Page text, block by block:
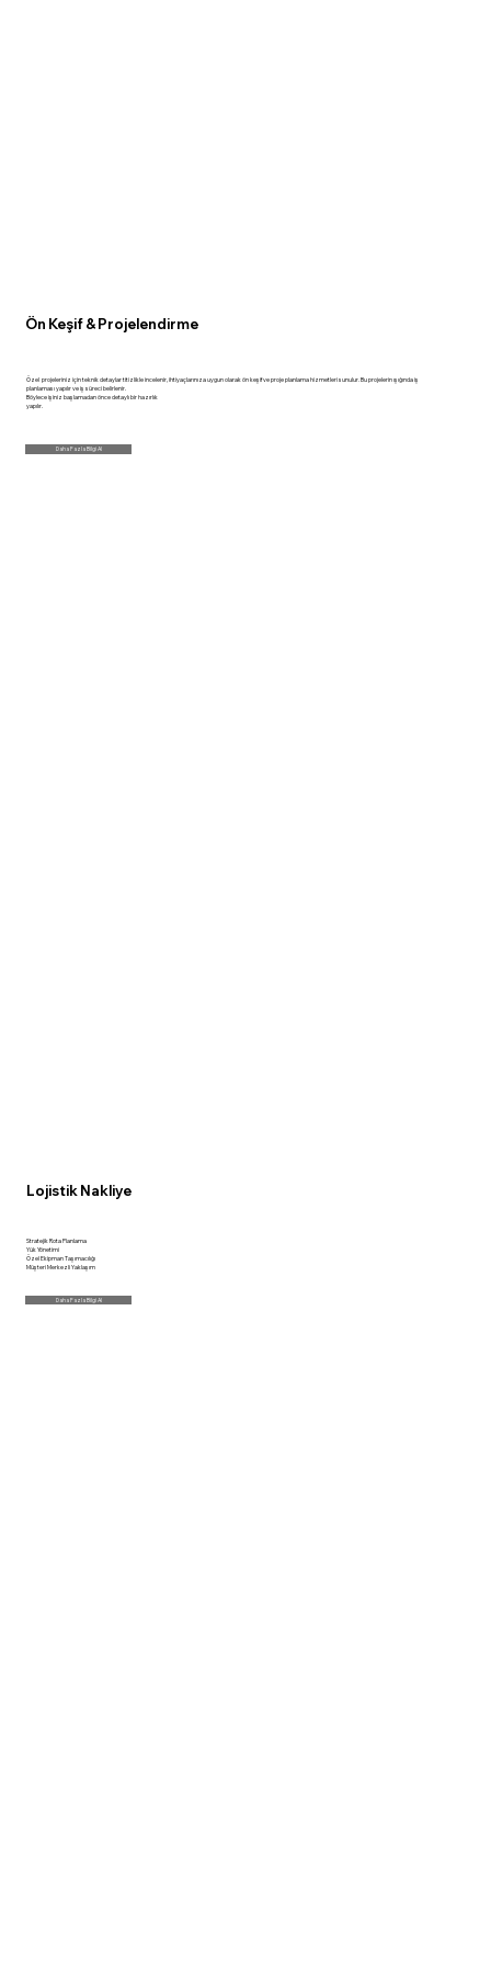
Ön Keşif & Projelendirme
Özel projeleriniz için teknik detaylar titizlikle incelenir, ihtiyaçlarınıza uygun olarak ön keşif ve proje planlama hizmetleri sunulur. Bu projelerin ışığında iş
planlaması yapılır ve iş süreci belirlenir.
Böylece işiniz başlamadan önce detaylı bir hazırlık
yapılır.
Daha Fazla Bilgi Al
Lojistik Nakliye
Stratejik Rota Planlama
Yük Yönetimi
Özel Ekipman Taşımacılığı
Müşteri Merkezli Yaklaşım
Daha Fazla Bilgi Al